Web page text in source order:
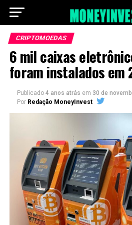
CRIPTOMOEDAS
6 mil caixas
foram instalados em
Publicado 4 anos atrás em 30 de
Por Redação MoneyInvest